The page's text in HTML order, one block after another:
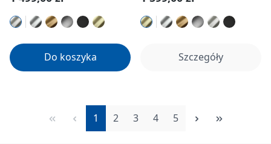
Do koszyka Szczegóły
Strona
1 Strona
2 Strona
3 Strona
4 Strona
5